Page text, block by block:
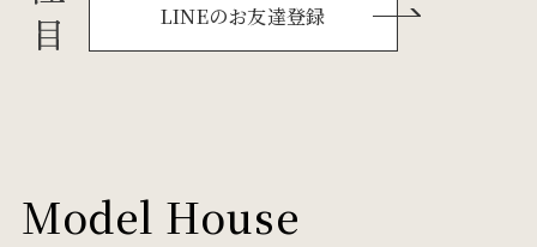
LINEのお友達登録
Model House